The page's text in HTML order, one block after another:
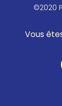
©2020
Vous